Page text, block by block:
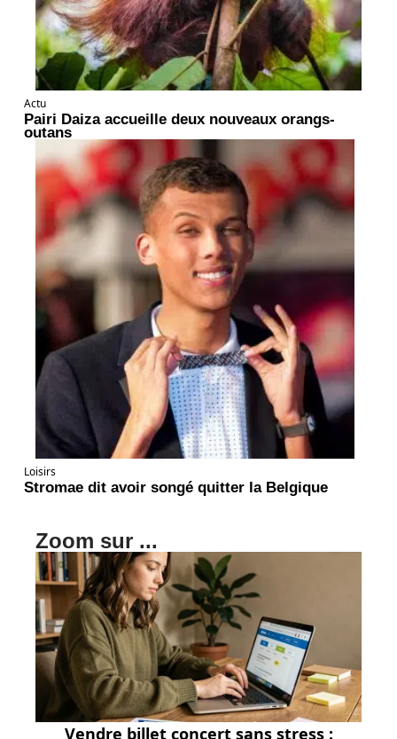
Actu
Pairi Daiza accueille deux nouveaux orangs-
outans
Loisirs
Stromae dit avoir songé quitter la Belgique
Zoom sur ...
Vendre billet concert sans stress :